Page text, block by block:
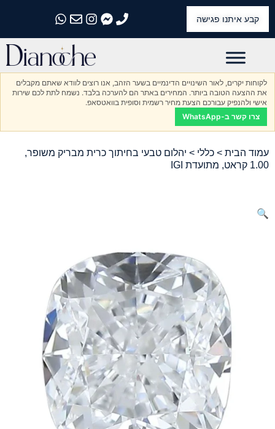
קבע איתנו פגישה
התקשרו אלינו
התקשרו אלינו
התקשרו אלינו
התקשרו אלינו
התקשרו אלינו
לקוחות יקרים, לאור השינויים הדינמיים בשער הזהב, אנו רוצים לוודא שאתם מקבלים
את ההצעה הטובה ביותר. המחירים באתר הם להערכה בלבד. נשמח לתת לכם שירות
אישי ולהנפיק עבורכם הצעת מחיר רשמית וסופית בוואטסאפ.
צרו קשר ב-WhatsApp
עמוד הבית > כללי > יהלום טבעי בחיתוך כרית מבריק משופר,
1.00 קראט, מתועדת IGI
🔍